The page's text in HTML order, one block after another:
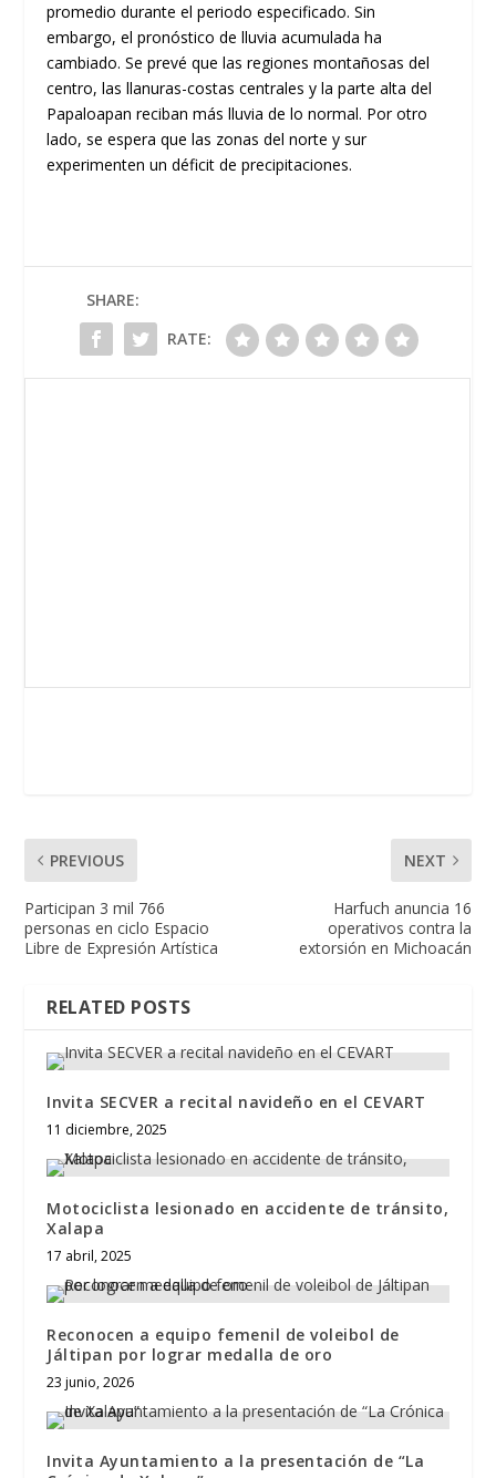
promedio durante el periodo especificado. Sin
embargo, el pronóstico de lluvia acumulada ha
cambiado. Se prevé que las regiones montañosas del
centro, las llanuras-costas centrales y la parte alta del
Papaloapan reciban más lluvia de lo normal. Por otro
lado, se espera que las zonas del norte y sur
experimenten un déficit de precipitaciones.
SHARE:
RATE:
PREVIOUS
Participan 3 mil 766
personas en ciclo Espacio
Libre de Expresión Artística
NEXT
Harfuch anuncia 16
operativos contra la
extorsión en Michoacán
RELATED POSTS
Invita SECVER a recital navideño en el CEVART
11 diciembre, 2025
Motociclista lesionado en accidente de tránsito,
Xalapa
17 abril, 2025
Reconocen a equipo femenil de voleibol de
Jáltipan por lograr medalla de oro
23 junio, 2026
Invita Ayuntamiento a la presentación de “La